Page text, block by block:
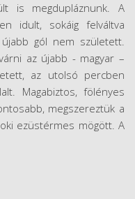
is megdupláznunk. A
idult, sokáig felváltva
gól nem született.
az újabb - magyar –
az utolsó percben
Magabiztos, fölényes
megszereztük a
ezüstérmes mögött. A